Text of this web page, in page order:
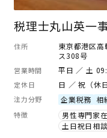
税理士丸山英一
住所
東京都港区
ス308号
営業時間 平日 ／ 土
定休日 日 ／ 祝（休
注力分野 企業税務 相
特徴 男性専門家
土日祝日相